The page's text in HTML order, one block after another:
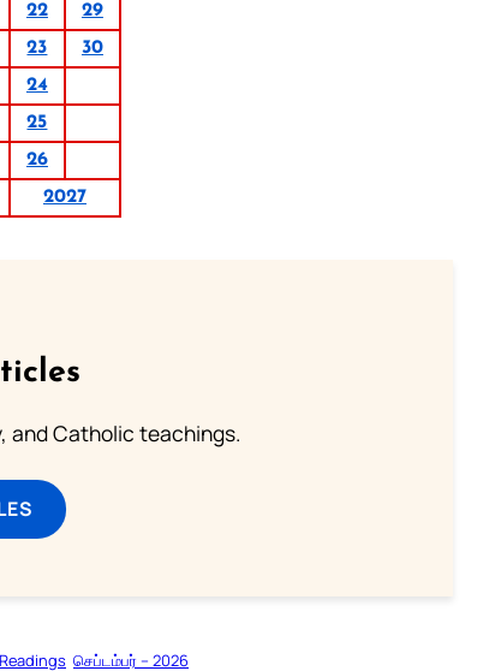
22
29
23
30
24
25
26
2027
and Catholic teachings.
செப்டம்பர் – 2026